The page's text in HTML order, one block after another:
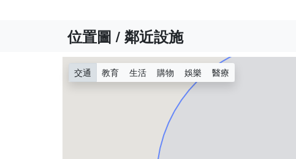
位置圖 / 鄰近設施
交通 教育 生活 購物 娛樂 醫療